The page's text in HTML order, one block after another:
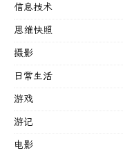
信息技术
思维快照
摄影
日常生活
游戏
游记
电影